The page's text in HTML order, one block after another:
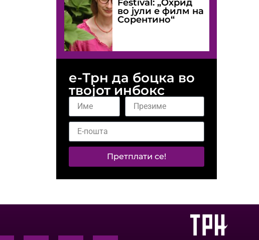
во јули е филм на
Сорентино“
е-Трн да боцка во
твојот инбокс
Претплати се!